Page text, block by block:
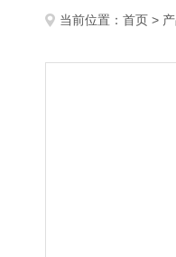
当前位置： 首页 >